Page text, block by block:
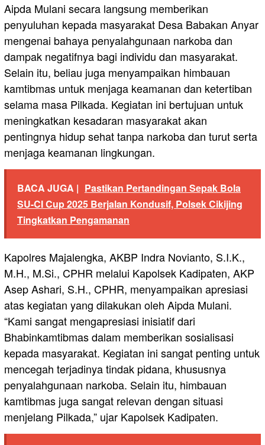
Aipda Mulani secara langsung memberikan
penyuluhan kepada masyarakat Desa Babakan Anyar
mengenai bahaya penyalahgunaan narkoba dan
dampak negatifnya bagi individu dan masyarakat.
Selain itu, beliau juga menyampaikan himbauan
kamtibmas untuk menjaga keamanan dan ketertiban
selama masa Pilkada. Kegiatan ini bertujuan untuk
meningkatkan kesadaran masyarakat akan
pentingnya hidup sehat tanpa narkoba dan turut serta
menjaga keamanan lingkungan.
BACA JUGA | Pastikan Pertandingan Sepak Bola
SU-CI Cup 2025 Berjalan Kondusif, Polsek Cikijing
Tingkatkan Pengamanan
Kapolres Majalengka, AKBP Indra Novianto, S.I.K.,
M.H., M.Si., CPHR melalui Kapolsek Kadipaten, AKP
Asep Ashari, S.H., CPHR, menyampaikan apresiasi
atas kegiatan yang dilakukan oleh Aipda Mulani.
“Kami sangat mengapresiasi inisiatif dari
Bhabinkamtibmas dalam memberikan sosialisasi
kepada masyarakat. Kegiatan ini sangat penting untuk
mencegah terjadinya tindak pidana, khususnya
penyalahgunaan narkoba. Selain itu, himbauan
kamtibmas juga sangat relevan dengan situasi
menjelang Pilkada,” ujar Kapolsek Kadipaten.